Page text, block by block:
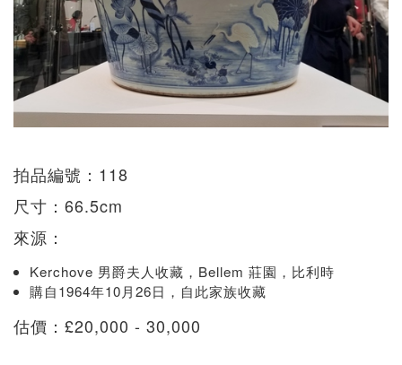
拍品編號：118
尺寸：66.5cm
來源：
Kerchove 男爵夫人收藏，Bellem 莊園，比利時
購自1964年10月26日，自此家族收藏
估價：£20,000 - 30,000